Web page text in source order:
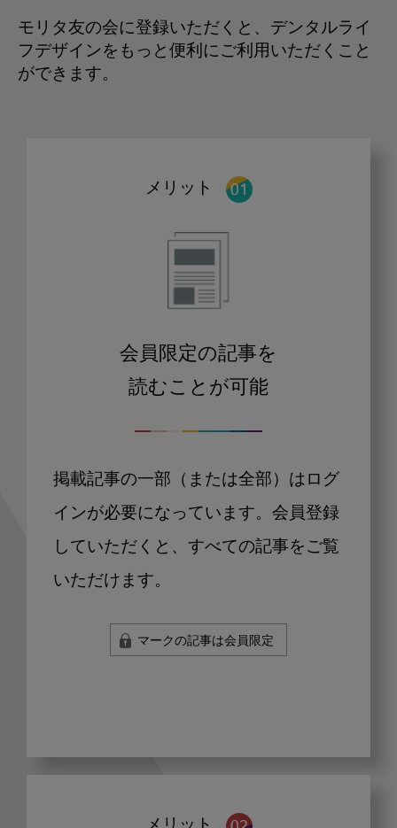
モリタ友の会に登録いただくと、デンタルライ
フデザインをもっと便利にご利用いただくこと
ができます。
メリット
会員限定の記事を
読むことが可能
掲載記事の一部（または全部）はログ
インが必要になっています。会員登録
していただくと、すべての記事をご覧
いただけます。
マークの記事は会員限定